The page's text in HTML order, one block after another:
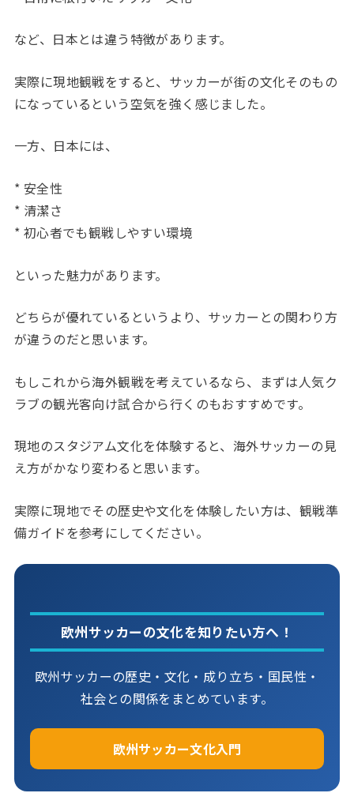
など、日本とは違う特徴があります。
実際に現地観戦をすると、サッカーが街の文化そのもの
になっているという空気を強く感じました。
一方、日本には、
* 安全性
* 清潔さ
* 初心者でも観戦しやすい環境
といった魅力があります。
どちらが優れているというより、サッカーとの関わり方
が違うのだと思います。
もしこれから海外観戦を考えているなら、まずは人気ク
ラブの観光客向け試合から行くのもおすすめです。
現地のスタジアム文化を体験すると、海外サッカーの見
え方がかなり変わると思います。
実際に現地でその歴史や文化を体験したい方は、観戦準
備ガイドを参考にしてください。
欧州サッカーの文化を知りたい方へ！
欧州サッカーの歴史・文化・成り立ち・国民性・
社会との関係をまとめています。
欧州サッカー文化入門